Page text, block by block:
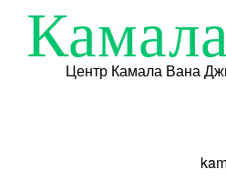
Центр Камала Вана